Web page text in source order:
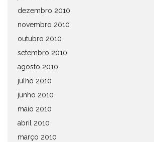
dezembro 2010
novembro 2010
outubro 2010
setembro 2010
agosto 2010
julho 2010
junho 2010
maio 2010
abril 2010
março 2010